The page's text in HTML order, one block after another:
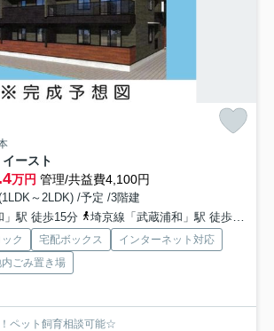
ースト
万円 管理/共益費4,100円
～2LDK) /予定 /3階建
」駅 徒歩15分
埼京線「武蔵浦和」駅 徒歩23分
ク 宅配ボックス
インターネット対応
内ごみ置き場
ペット飼育相談可能☆